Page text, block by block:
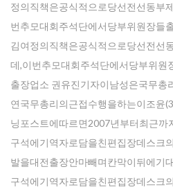
정의직책은공식적으로당선전선동부
번추모대회주석단에서당부위원장들
김여정의직책은공식적으로당선전선
데,이번추모대회주석단에서당부위원
출장업소 권유진기자이남성은국무총
연국무총리의근접수행을하는이조윤
닝포스트에따르면2007년부터최근까
구석에기역자로담을친편집장데스크
발을대전출장안마빼며칸막이뒤에기
구석에기역자로담을친편집장데스크